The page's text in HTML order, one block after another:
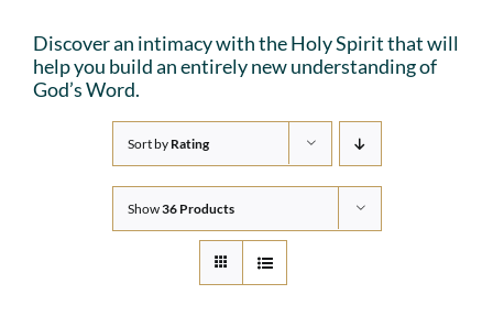
Discover an intimacy with the Holy Spirit that will
help you build an entirely new understanding of
God’s Word.
Sort by Rating
Show36 Products